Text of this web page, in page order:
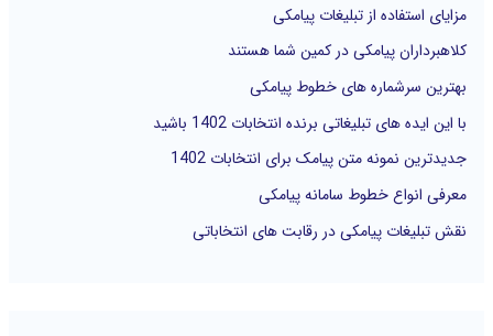
ی
:
مزایای استفاده از تبلیغات پیامکی
کلاهبرداران پیامکی در کمین شما هستند
بهترین سرشماره های خطوط پیامکی
با این ایده های تبلیغاتی برنده انتخابات 1402 باشید
جدیدترین نمونه متن پیامک برای انتخابات 1402
معرفی انواع خطوط سامانه پیامکی
نقش تبلیغات پیامکی در رقابت های انتخاباتی